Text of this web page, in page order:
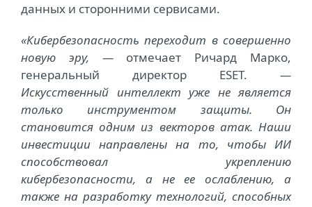
данных и сторонними сервисами.
«Кибербезопасность переходит в совершенно
новую эру, — отмечает Ричард Марко,
генеральный директор ESET. —
Искусственный интеллект уже не является
только инструментом защиты. Он
становится одним из векторов атак. Наши
инвестиции направлены на то, чтобы ИИ
способствовал укреплению
кибербезопасности, а не ее ослаблению, а
также на разработку технологий, способных